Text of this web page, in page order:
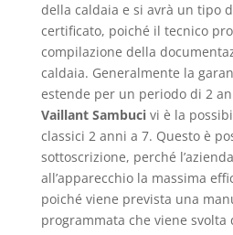
della caldaia e si avrà un tipo
certificato, poiché il tecnico
compilazione della
caldaia. Generalmente la
estende per un periodo di 2
Vaillant Sambucivi è la
classici 2 anni a 7. Questo è
sottoscrizione, perché
all’apparecchio la massima
poiché viene prevista una
programmata che viene svolta